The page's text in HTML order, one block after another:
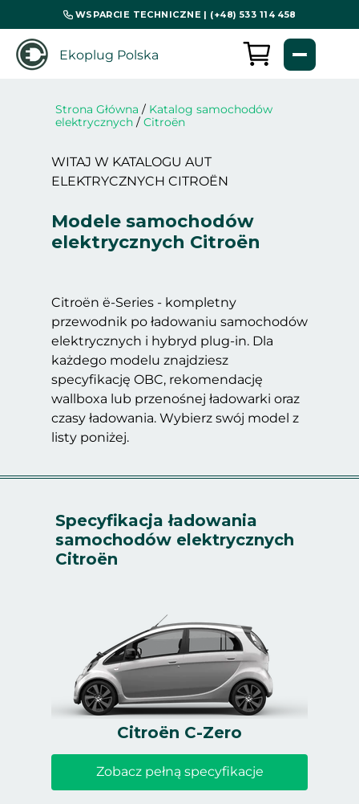
WSPARCIE TECHNICZNE | (+48) 533 114 458
Ekoplug Polska
Citroën C-Zero
Zobacz pełną specyfikacje
Specyfikacja ładowania
samochodów elektrycznych
Citroën
Strona Główna / Katalog samochodów
elektrycznych / Citroën
WITAJ W KATALOGU AUT
ELEKTRYCZNYCH CITROËN
Modele samochodów
elektrycznych Citroën
Citroën ë-Series - kompletny
przewodnik po ładowaniu samochodów
elektrycznych i hybryd plug-in. Dla
każdego modelu znajdziesz
specyfikację OBC, rekomendację
wallboxa lub przenośnej ładowarki oraz
czasy ładowania. Wybierz swój model z
listy poniżej.